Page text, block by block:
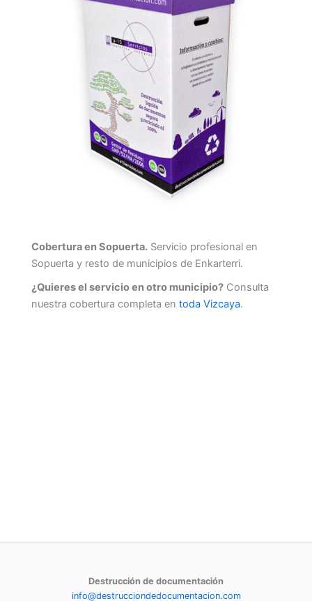
Cobertura en Sopuerta. Servicio profesional en
Sopuerta y resto de municipios de Enkarterri.
¿Quieres el servicio en otro municipio? Consulta
nuestra cobertura completa en toda Vizcaya.
Destrucción de documentación
info@destrucciondedocumentacion.com